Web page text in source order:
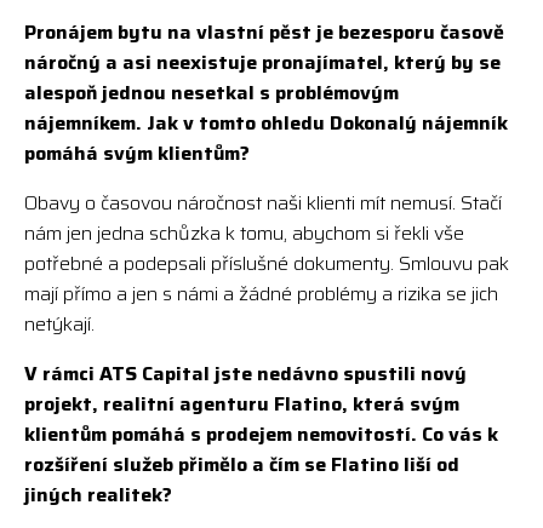
Pronájem bytu na vlastní pěst je bezesporu časově
náročný a asi neexistuje pronajímatel, který by se
alespoň jednou nesetkal s problémovým
nájemníkem. Jak v tomto ohledu Dokonalý nájemník
pomáhá svým klientům?
Obavy o časovou náročnost naši klienti mít nemusí. Stačí
nám jen jedna schůzka k tomu, abychom si řekli vše
potřebné a podepsali příslušné dokumenty. Smlouvu pak
mají přímo a jen s námi a žádné problémy a rizika se jich
netýkají.
V rámci ATS Capital jste nedávno spustili nový
projekt, realitní agenturu Flatino, která svým
klientům pomáhá s prodejem nemovitostí. Co vás k
rozšíření služeb přimělo a čím se Flatino liší od
jiných realitek?